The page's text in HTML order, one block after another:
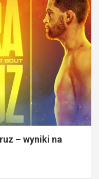
– wyniki na